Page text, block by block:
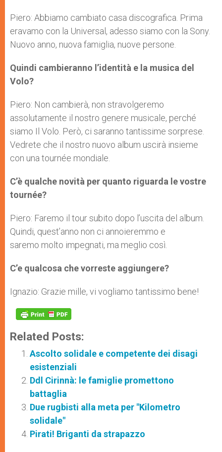
Piero: Abbiamo cambiato casa discografica. Prima
eravamo con la Universal, adesso siamo con la Sony.
Nuovo anno, nuova famiglia, nuove persone.
Quindi cambieranno l’identità e la musica del
Volo?
Piero: Non cambierà, non stravolgeremo
assolutamente il nostro genere musicale, perché
siamo Il Volo. Però, ci saranno tantissime sorprese.
Vedrete che il nostro nuovo album uscirà insieme
con una tournée mondiale.
C’è qualche novità per quanto riguarda le vostre
tournée?
Piero: Faremo il tour subito dopo l’uscita del album.
Quindi, quest’anno non ci annoieremmo e
saremo molto impegnati, ma meglio così.
C’e qualcosa che vorreste aggiungere?
Ignazio: Grazie mille, vi vogliamo tantissimo bene!
Related Posts:
Ascolto solidale e competente dei disagi
esistenziali
Ddl Cirinnà: le famiglie promettono
battaglia
Due rugbisti alla meta per "Kilometro
solidale"
Pirati! Briganti da strapazzo